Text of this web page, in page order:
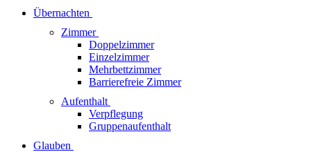
Übernachten
Zimmer
Doppelzimmer
Einzelzimmer
Mehrbettzimmer
Barrierefreie Zimmer
Aufenthalt
Verpflegung
Gruppenaufenthalt
Glauben